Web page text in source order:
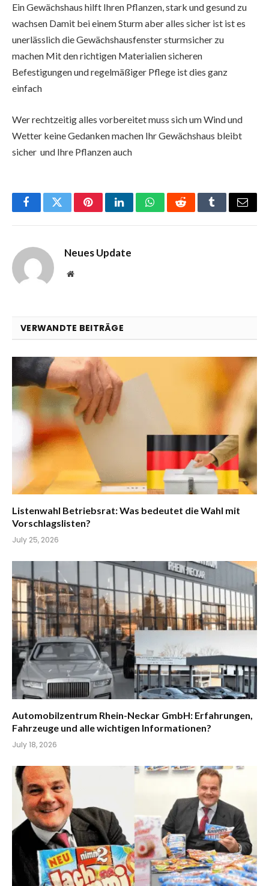
Ein Gewächshaus hilft Ihren Pflanzen, stark und gesund zu
wachsen Damit bei einem Sturm aber alles sicher ist ist es
unerlässlich die Gewächshausfenster sturmsicher zu
machen Mit den richtigen Materialien sicheren
Befestigungen und regelmäßiger Pflege ist dies ganz
einfach
Wer rechtzeitig alles vorbereitet muss sich um Wind und
Wetter keine Gedanken machen Ihr Gewächshaus bleibt
sicher und Ihre Pflanzen auch
FacebookTwitterPinterestLinkedInWhatsAppRedditTumblrEmail
Neues Update
Website
VERWANDTE BEITRÄGE
Listenwahl Betriebsrat: Was bedeutet die Wahl mit
Vorschlagslisten?
July 25, 2026
Automobilzentrum Rhein-Neckar GmbH: Erfahrungen,
Fahrzeuge und alle wichtigen Informationen?
July 18, 2026